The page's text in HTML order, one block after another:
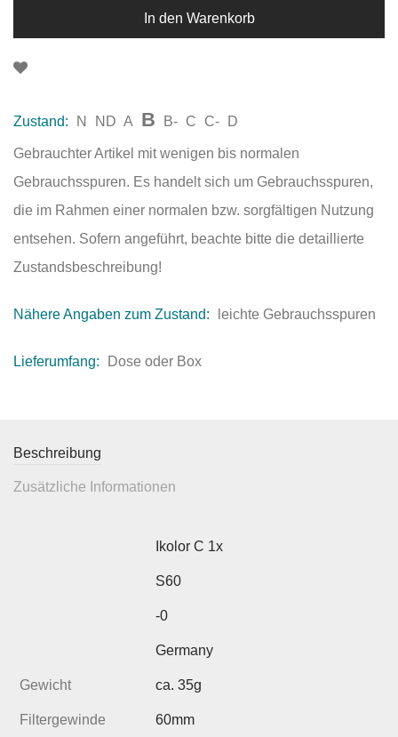
In den Warenkorb
Zustand: N ND A B B- C C- D
Gebrauchter Artikel mit wenigen bis normalen
Gebrauchsspuren. Es handelt sich um Gebrauchsspuren,
die im Rahmen einer normalen bzw. sorgfältigen Nutzung
entsehen. Sofern angeführt, beachte bitte die detaillierte
Zustandsbeschreibung!
Nähere Angaben zum Zustand: leichte Gebrauchsspuren
Lieferumfang: Dose oder Box
Beschreibung
Zusätzliche Informationen
Ikolor C 1x
S60
-0
Germany
Gewicht ca. 35g
Filtergewinde 60mm